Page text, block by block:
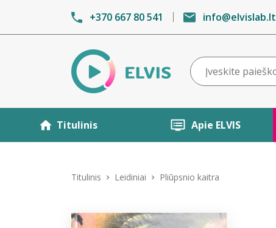
+370 667 80 541 info@elvislab.lt
Titulinis Apie ELVIS
Titulinis Leidiniai Pliūpsnio kaitra